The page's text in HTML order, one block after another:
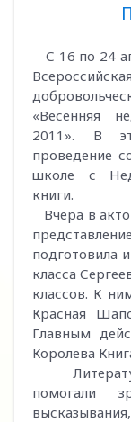
С 16 по 24
Всероссийская
«Весенняя
2011». В
проведение
школе с
книги.
Вчера в
подготовила
класса
классов. К
Красная
Главным
Королева
помогали